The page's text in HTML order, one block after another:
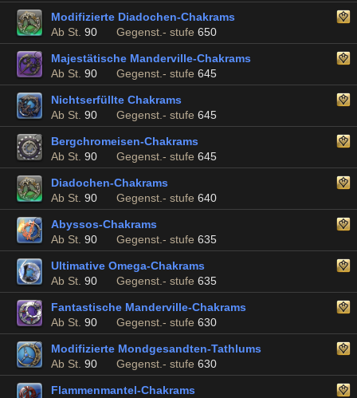
Modifizierte Diadochen-Chakrams
Ab St. 90 Gegenst.- stufe 650
Majestätische Manderville-Chakrams
Ab St. 90 Gegenst.- stufe 645
Nichtserfüllte Chakrams
Ab St. 90 Gegenst.- stufe 645
Bergchromeisen-Chakrams
Ab St. 90 Gegenst.- stufe 645
Diadochen-Chakrams
Ab St. 90 Gegenst.- stufe 640
Abyssos-Chakrams
Ab St. 90 Gegenst.- stufe 635
Ultimative Omega-Chakrams
Ab St. 90 Gegenst.- stufe 635
Fantastische Manderville-Chakrams
Ab St. 90 Gegenst.- stufe 630
Modifizierte Mondgesandten-Tathlums
Ab St. 90 Gegenst.- stufe 630
Flammenmantel-Chakrams